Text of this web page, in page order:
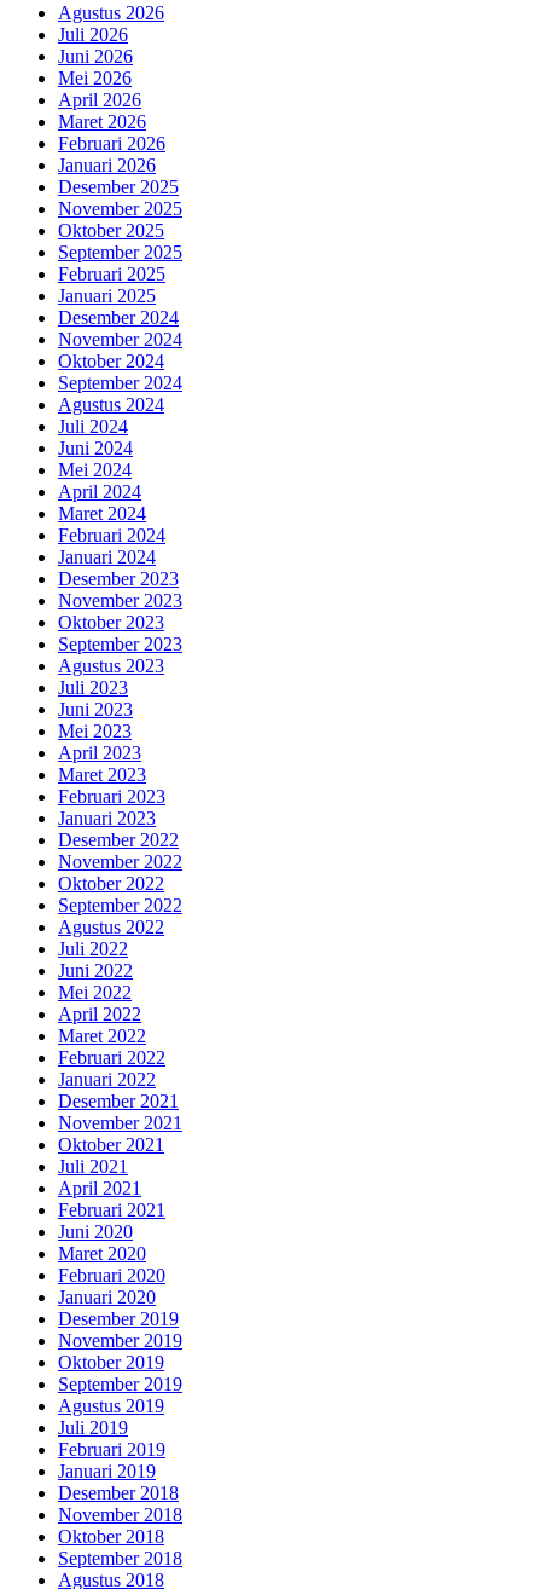
Agustus 2026
Juli 2026
Juni 2026
Mei 2026
April 2026
Maret 2026
Februari 2026
Januari 2026
Desember 2025
November 2025
Oktober 2025
September 2025
Februari 2025
Januari 2025
Desember 2024
November 2024
Oktober 2024
September 2024
Agustus 2024
Juli 2024
Juni 2024
Mei 2024
April 2024
Maret 2024
Februari 2024
Januari 2024
Desember 2023
November 2023
Oktober 2023
September 2023
Agustus 2023
Juli 2023
Juni 2023
Mei 2023
April 2023
Maret 2023
Februari 2023
Januari 2023
Desember 2022
November 2022
Oktober 2022
September 2022
Agustus 2022
Juli 2022
Juni 2022
Mei 2022
April 2022
Maret 2022
Februari 2022
Januari 2022
Desember 2021
November 2021
Oktober 2021
Juli 2021
April 2021
Februari 2021
Juni 2020
Maret 2020
Februari 2020
Januari 2020
Desember 2019
November 2019
Oktober 2019
September 2019
Agustus 2019
Juli 2019
Februari 2019
Januari 2019
Desember 2018
November 2018
Oktober 2018
September 2018
Agustus 2018